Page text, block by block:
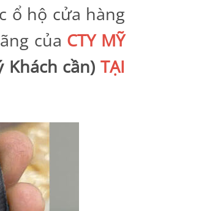
ổ hộ cửa hàng
của CTY MỸ
cần) TẠI